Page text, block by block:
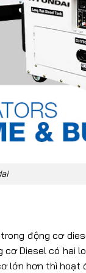
trong động cơ
cơ Diesel có hai
lớn hơn thì hoạt